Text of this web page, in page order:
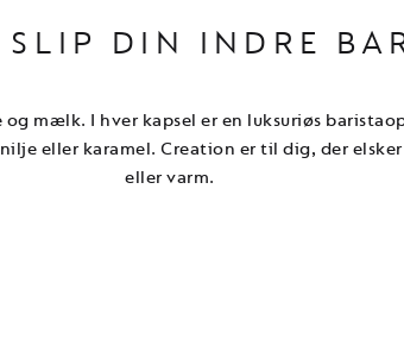
DIN INDRE
mælk. I hver kapsel er en luksuriøs
eller karamel. Creation er til dig, der
eller varm.